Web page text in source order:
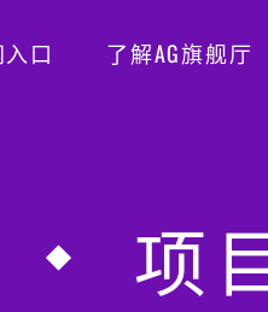
口 了解AG旗舰厅
项